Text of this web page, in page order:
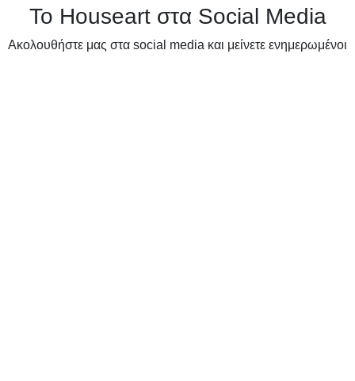
Το Houseart στα Social Media
Ακολουθήστε μας στα social media και μείνετε ενημερωμένοι